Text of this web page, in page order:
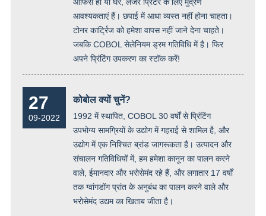
आवश्यकताएं हैं। छपाई में आधा व्यस्त नहीं होना चाहता।
टोनर कार्ट्रिज को हमेशा वापस नहीं जाने देना चाहते।
जबकि COBOL सेलेनियम ड्रम गतिविधि में है। फिर
अपने प्रिंटिंग उपकरण का स्टॉक करें!
27
09-2022
कोबोल क्यों चुनें?
1992 में स्थापित, COBOL 30 वर्षों से प्रिंटिंग
उपभोग्य सामग्रियों के उद्योग में गहराई से शामिल है, और
उद्योग में एक निश्चित ब्रांड जागरूकता है। उत्पादन और
संचालन गतिविधियों में, हम हमेशा कानून का पालन करने
वाले, ईमानदार और भरोसेमंद रहे हैं, और लगातार 17 वर्षों
तक ग्वांगडोंग प्रांत के अनुबंध का पालन करने वाले और
भरोसेमंद उद्यम का खिताब जीता है।